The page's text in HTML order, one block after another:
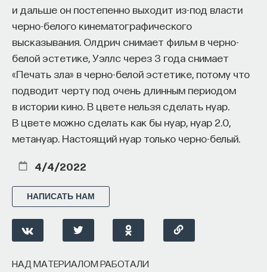
и дальше он постепенно выходит из-под власти
черно-белого кинематографического
высказывания. Олдрич снимает фильм в черно-
белой эстетике, Уэллс через 3 года снимает
«Печать зла» в черно-белой эстетике, потому что
подводит черту под очень длинным периодом
в истории кино. В цвете нельзя сделать нуар.
В цвете можно сделать как бы нуар, нуар 2.0,
метануар. Настоящий нуар только черно-белый.
4/4/2022
НАПИСАТЬ НАМ
НАД МАТЕРИАЛОМ РАБОТАЛИ
Сегодня об участии идей Джозефа Кэмпбелла
в замысле «Звездных войн» широко известно,
этой теме посвящены целые книги
и философские труды. Примечательно, что
осмыслением его идей применительно
к американской массовой культуре — индустрии
комиксов и научной фантастики — исследователи
занялись еще до появления «Звездных войн».
В 1977 году вышла книга философа Джона
Шелтона Лоуренса и теолога Роберта Джьюетта
предсказали феномен «Звездных войн», а в своих
непосредственно.